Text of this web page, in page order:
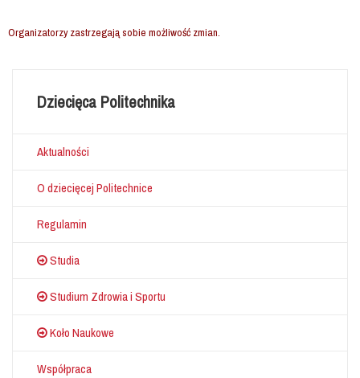
Organizatorzy zastrzegają sobie możliwość zmian.
Dziecięca Politechnika
Aktualności
O dziecięcej Politechnice
Regulamin
Studia
Studium Zdrowia i Sportu
Koło Naukowe
Współpraca